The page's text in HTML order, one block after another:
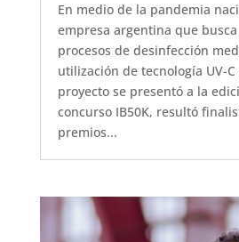
En medio de la pandemia
empresa argentina que
procesos de desinfección
utilización de tecnología UV-
proyecto se presentó a la
concurso IB50K, resultó
premios...